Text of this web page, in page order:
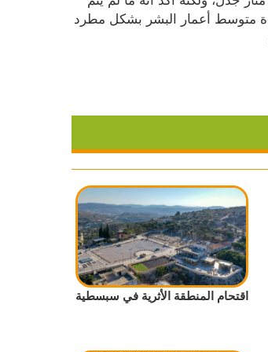
اقتحام المنطقة الأثرية في سبسطية